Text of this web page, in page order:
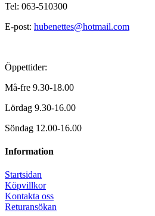
Tel: 063-510300
E-post: hubenettes@hotmail.com
Öppettider:
Må-fre 9.30-18.00
Lördag 9.30-16.00
Söndag 12.00-16.00
Information
Startsidan
Köpvillkor
Kontakta oss
Returansökan